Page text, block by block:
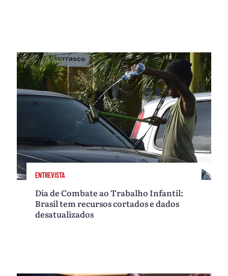
ENTREVISTA
Dia de Combate ao Trabalho Infantil:
Brasil tem recursos cortados e dados
desatualizados